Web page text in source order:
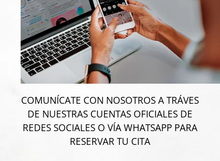
COMUNÍCATE CON NOSOTROS A TRÁVES
DE NUESTRAS CUENTAS OFICIALES DE
REDES SOCIALES O VÍA WHATSAPP PARA
RESERVAR TU CITA